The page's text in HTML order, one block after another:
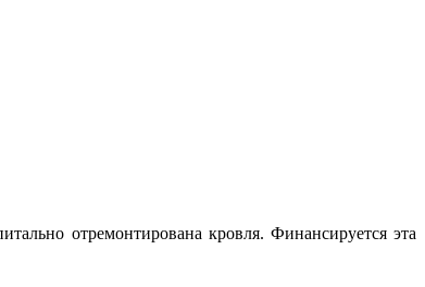
отремонтирована кровля. Финансируется эта